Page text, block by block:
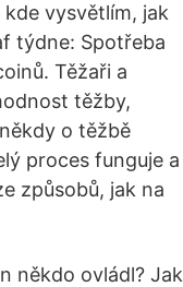
vysvětlím, jak
týdne: Spotřeba
Těžaři a
těžby,
o těžbě
proces funguje a
způsobů, jak na
někdo ovládl? Jak